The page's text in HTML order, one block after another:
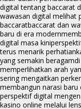
digital tentang baccarat
wawasan digital melihat
baccaratbaccarat dan
baru di era modern
digital masa kini
terus menarik perhatian
yang semakin beragam
memperlihatkan arah
sering mengaitkan
membangun narasi
perspektif digital
kasino online melalui